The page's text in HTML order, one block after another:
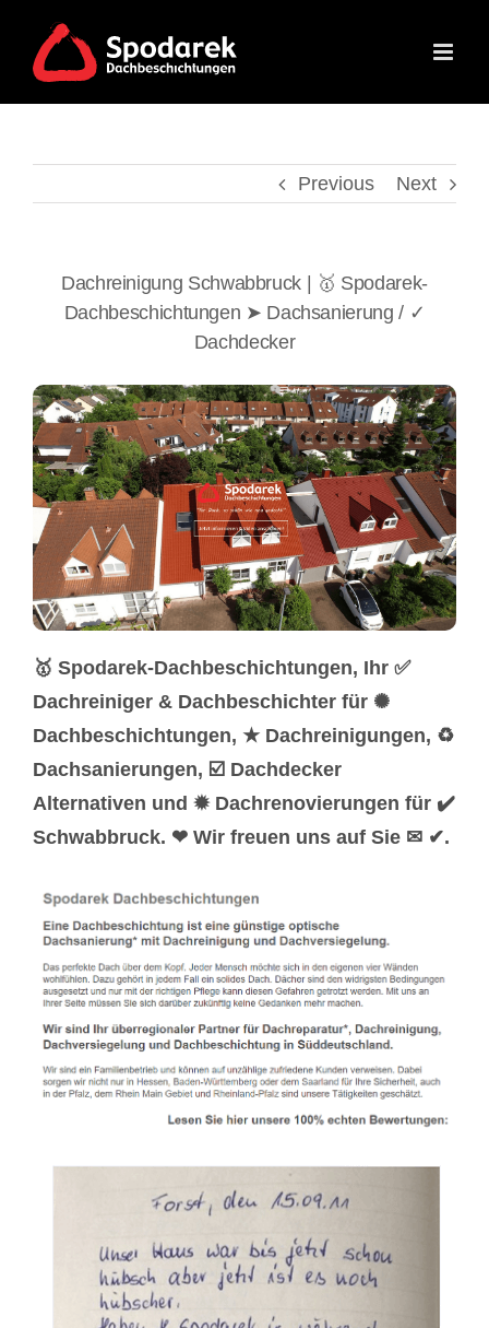
content
Previous Next
Dachreinigung Schwabbruck | 🥇 Spodarek-
Dachbeschichtungen ➤ Dachsanierung / ✓
Dachdecker
🥇 Spodarek-Dachbeschichtungen, Ihr ✅
Dachreiniger & Dachbeschichter für ✺
Dachbeschichtungen, ★ Dachreinigungen, ♻
Dachsanierungen, ☑️ Dachdecker
Alternativen und ✹ Dachrenovierungen für ✔️
Schwabbruck. ❤ Wir freuen uns auf Sie ✉ ✔.